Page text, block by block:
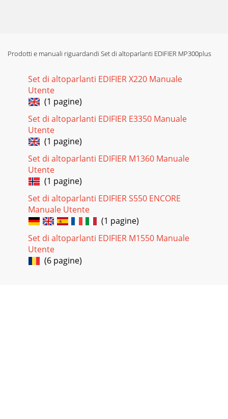
Prodotti e manuali riguardandi Set di altoparlanti EDIFIER MP300plus
Set di altoparlanti EDIFIER X220 Manuale
Utente
(1 pagine)
Set di altoparlanti EDIFIER E3350 Manuale
Utente
(1 pagine)
Set di altoparlanti EDIFIER M1360 Manuale
Utente
(1 pagine)
Set di altoparlanti EDIFIER S550 ENCORE
Manuale Utente
(1 pagine)
Set di altoparlanti EDIFIER M1550 Manuale
Utente
(6 pagine)